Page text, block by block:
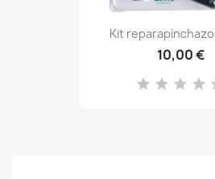
Kit
10,00 €